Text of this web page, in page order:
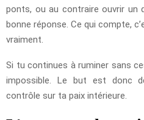
ponts, ou au contraire ouvrir un
bonne réponse. Ce qui compte,
vraiment.
Si tu continues à ruminer sans
impossible. Le but est donc
contrôle sur ta paix intérieure.